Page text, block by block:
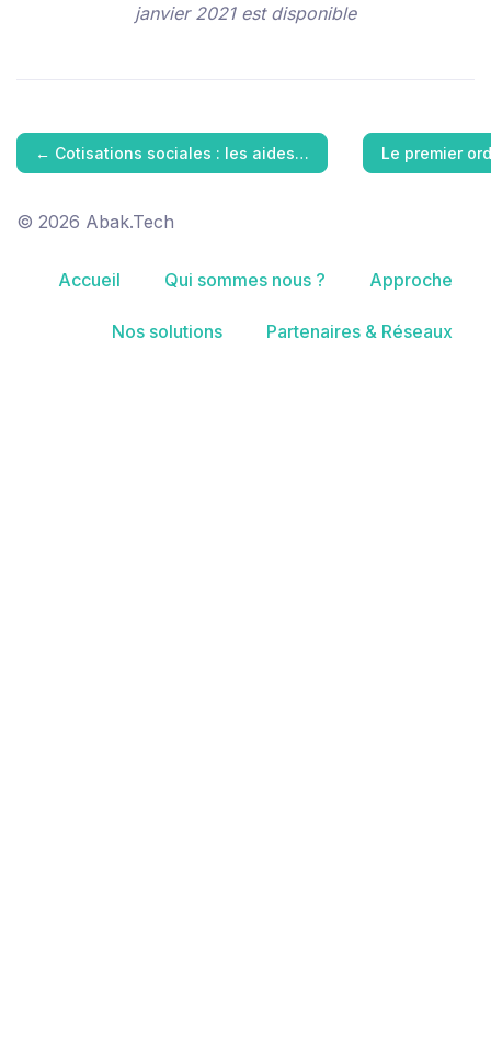
janvier 2021 est disponible
← Cotisations sociales : les aides… Le premier
© 2026 Abak.Tech
Accueil Qui sommes nous ? Approche
Nos solutions Partenaires & Réseaux